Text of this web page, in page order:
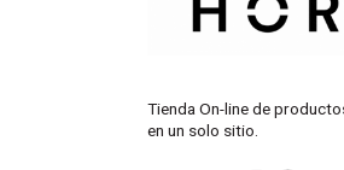
Tienda On-line de
en un solo sitio.